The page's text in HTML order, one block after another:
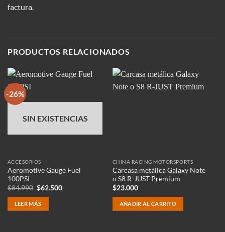
factura.
PRODUCTOS RELACIONADOS
-26%
SIN EXISTENCIAS
ACCESORIOS
Aeromotive Gauge Fuel
100PSI
$84.990 El
original
era:
$84.990.
$62.500El
LEER MÁS
CHINA RACING MOTORSPORTS
Carcasa metálica Galaxy Note
o S8 R-JUST Premium
$23.000
AÑADIR AL CARRITO